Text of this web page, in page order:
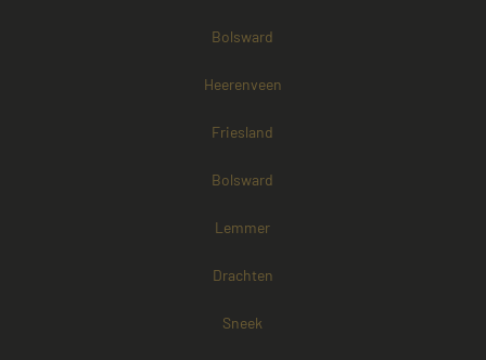
Bolsward
Heerenveen
Friesland
Bolsward
Lemmer
Drachten
Sneek